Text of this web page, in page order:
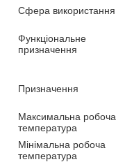
Сфера використання
Функціональне
призначення
Призначення
Максимальна робоча
температура
Мінімальна робоча
температура